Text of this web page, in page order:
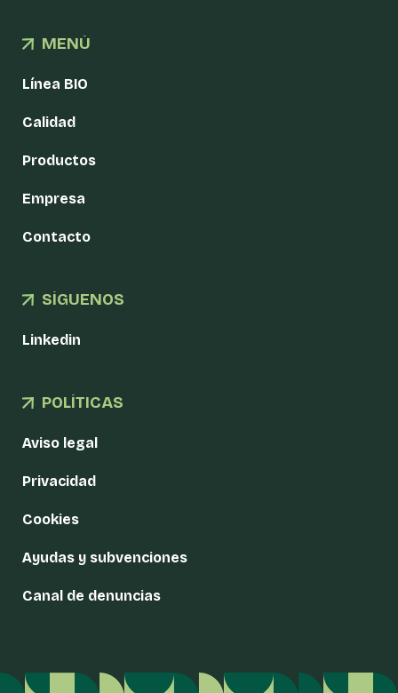
MENÚ
Línea BIO
Calidad
Productos
Empresa
Contacto
SÍGUENOS
Linkedin
POLÍTICAS
Aviso legal
Privacidad
Cookies
Ayudas y subvenciones
Canal de denuncias